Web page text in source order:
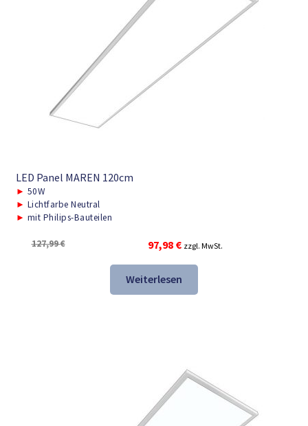
LED Panel MAREN 120cm
► 50W
► Lichtfarbe Neutral
► mit Philips-Bauteilen
127,99€
Ursprünglicher
war:
127,99 €
97,98 €Aktueller
ist:
97,98 €.
zzgl. MwSt.
Weiterlesen